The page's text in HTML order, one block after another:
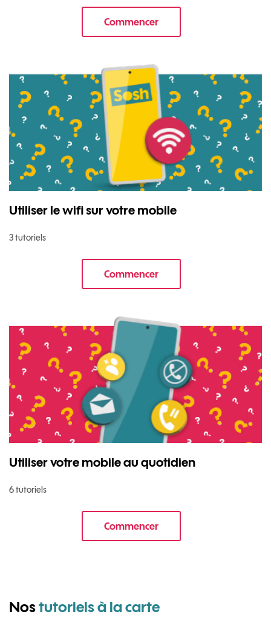
Commencerle tuto pour Sécuriser votre
Utiliser le wifi sur votre mobile
3 tutoriels
Commencerle tuto pour Utiliser le wifi sur
Utiliser votre mobile au quotidien
6 tutoriels
Commencerle tuto pour Utiliser votre
Nostutoriels à la cartepour Sony